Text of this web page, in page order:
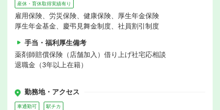
産休・育休取得実績有り
雇用保険、労災保険、健康保険、厚生年金保険
厚生年金基金、慶弔見舞金制度、社員割引制度
手当・福利厚生備考
薬剤師賠償保険（店舗加入）借り上げ社宅応相談
退職金（3年以上在籍）
勤務地・アクセス
車通勤可 駅チカ